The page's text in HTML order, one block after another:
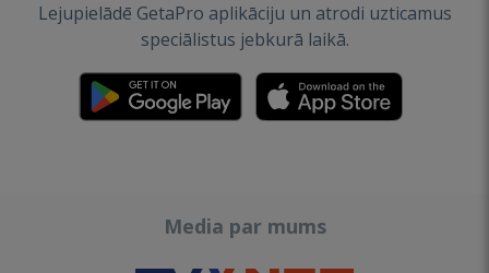
Lejupielādē GetaPro aplikāciju un atrodi uzticamus
speciālistus jebkurā laikā.
Media par mums